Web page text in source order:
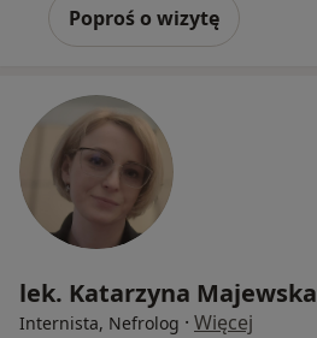
Poproś o wizytę
lek. Katarzyna Majewska
Internista, Nefrolog · Więcej